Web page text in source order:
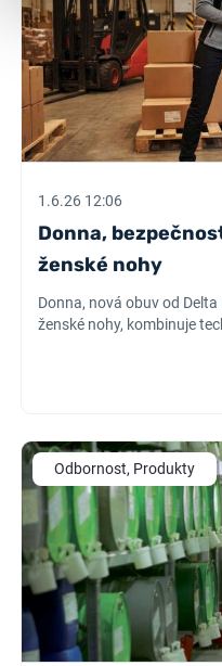
1.6.26 12:06
Donna,
ženské nohy
Donna, nová obuv od
ženské nohy, kombinuje
Odbornost, Produkty